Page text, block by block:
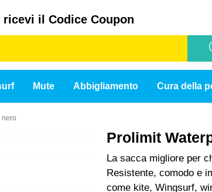
ricevi il Codice Coupon
Mute Abbigliamento Cura della
nero
Prolimit
La sacca migliore per
Resistente, comodo e
come kite, Wingsurf,